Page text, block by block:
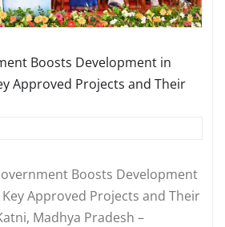
Boosts Development in
Approved Projects and Their
Boosts Development
Approved Projects and Their
Madhya Pradesh –